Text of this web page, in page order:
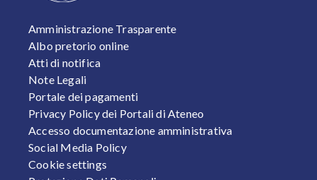
FOOTER 1
Amministrazione Trasparente
Albo pretorio online
Atti di notifica
Note Legali
Portale dei pagamenti
Privacy Policy dei Portali di Ateneo
Accesso documentazione amministrativa
Social Media Policy
Cookie settings